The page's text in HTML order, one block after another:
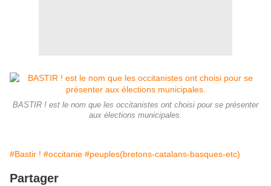
BASTIR ! est le nom que les occitanistes ont choisi pour se présenter
aux élections municipales.
#Bastir ! #occitanie #peuples(bretons-catalans-basques-etc)
Partager